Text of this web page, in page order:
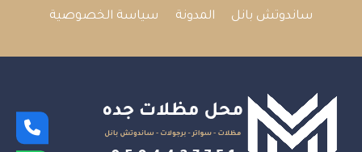
ساندوتش بانل المدونة سياسة الخصوصية